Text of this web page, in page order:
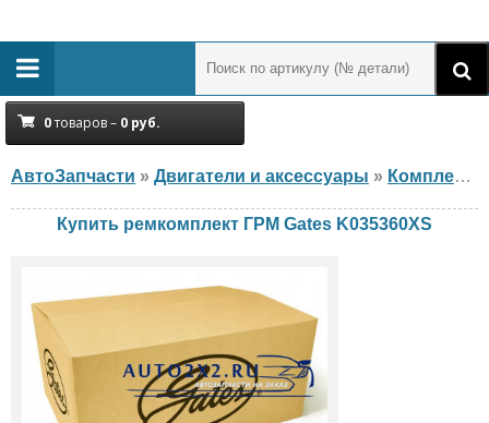
0товаров – 0 руб.
АвтоЗапчасти » Двигатели и аксессуары » Комплект ГРМ
Купить ремкомплект ГРМ Gates K035360XS